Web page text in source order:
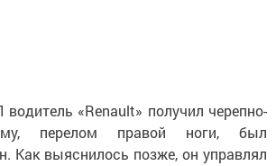
водитель «Renault» получил черепно-
перелом правой ноги, был
Как выяснилось позже, он управлял